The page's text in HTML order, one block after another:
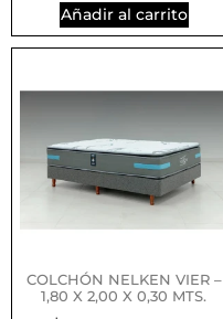
Añadir al carrito
COLCHÓN NELKEN VIER –
1,80 X 2,00 X 0,30 MTS.